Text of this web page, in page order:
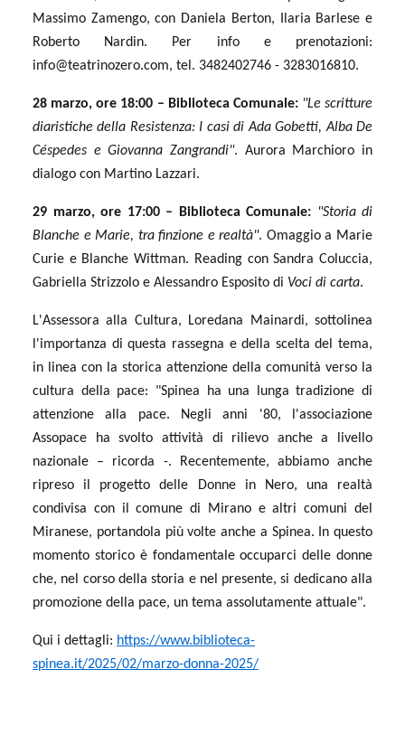
Massimo Zamengo, con Daniela Berton, Ilaria Barlese e
Roberto Nardin. Per info e prenotazioni:
info@teatrinozero.com, tel. 3482402746 - 3283016810.
28 marzo, ore 18:00 – Biblioteca Comunale: "Le scritture
diaristiche della Resistenza: I casi di Ada Gobetti, Alba De
Céspedes e Giovanna Zangrandi". Aurora Marchioro in
dialogo con Martino Lazzari.
29 marzo, ore 17:00 – Biblioteca Comunale: "Storia di
Blanche e Marie, tra finzione e realtà". Omaggio a Marie
Curie e Blanche Wittman. Reading con Sandra Coluccia,
Gabriella Strizzolo e Alessandro Esposito di Voci di carta.
L'Assessora alla Cultura, Loredana Mainardi, sottolinea
l'importanza di questa rassegna e della scelta del tema,
in linea con la storica attenzione della comunità verso la
cultura della pace: "Spinea ha una lunga tradizione di
attenzione alla pace. Negli anni '80, l'associazione
Assopace ha svolto attività di rilievo anche a livello
nazionale – ricorda -. Recentemente, abbiamo anche
ripreso il progetto delle Donne in Nero, una realtà
condivisa con il comune di Mirano e altri comuni del
Miranese, portandola più volte anche a Spinea. In questo
momento storico è fondamentale occuparci delle donne
che, nel corso della storia e nel presente, si dedicano alla
promozione della pace, un tema assolutamente attuale".
Qui i dettagli: https://www.biblioteca-
spinea.it/2025/02/marzo-donna-2025/